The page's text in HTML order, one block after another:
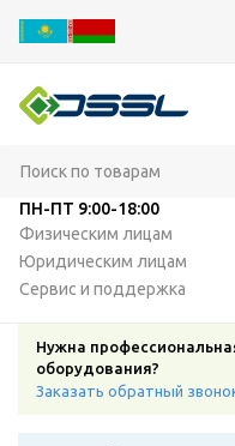
ПН-ПТ 9:00-18:00
Физическим лицам
Юридическим лицам
Сервис и поддержка
Нужна
оборудования?
Заказать обратный